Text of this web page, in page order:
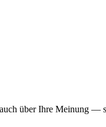
über Ihre Meinung —